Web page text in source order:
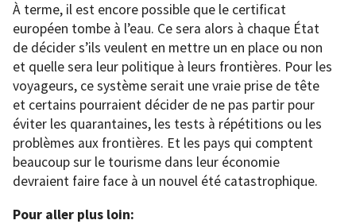
À terme, il est encore possible que le certificat
européen tombe à l’eau. Ce sera alors à chaque État
de décider s’ils veulent en mettre un en place ou non
et quelle sera leur politique à leurs frontières. Pour les
voyageurs, ce système serait une vraie prise de tête
et certains pourraient décider de ne pas partir pour
éviter les quarantaines, les tests à répétitions ou les
problèmes aux frontières. Et les pays qui comptent
beaucoup sur le tourisme dans leur économie
devraient faire face à un nouvel été catastrophique.
Pour aller plus loin: